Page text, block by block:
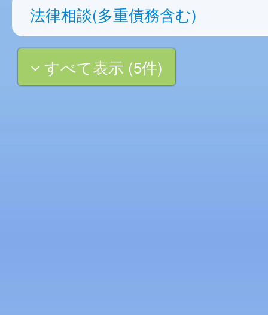
法律相談(多重債務含む)
すべて表示 (5件)